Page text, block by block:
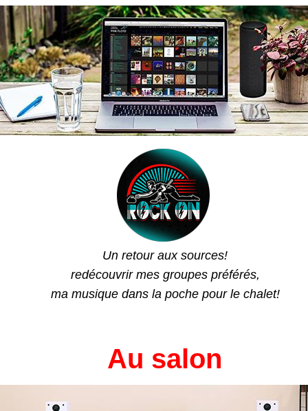
Au salon
Un retour aux sources!
redécouvrir mes groupes préférés,
ma musique dans la poche pour le chalet!